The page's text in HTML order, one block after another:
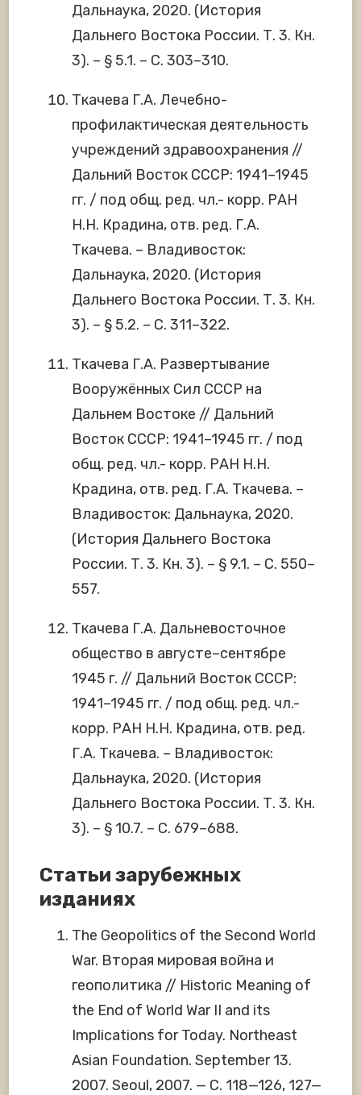
Дальнаука, 2020. (История
Дальнего Востока России. Т. 3. Кн.
3). – § 5.1. – С. 303–310.
Ткачева Г.А. Лечебно-
профилактическая деятельность
учреждений здравоохранения //
Дальний Восток СССР: 1941–1945
гг. / под общ. ред. чл.- корр. РАН
Н.Н. Крадина, отв. ред. Г.А.
Ткачева. – Владивосток:
Дальнаука, 2020. (История
Дальнего Востока России. Т. 3. Кн.
3). – § 5.2. – С. 311–322.
Ткачева Г.А. Развертывание
Вооружённых Сил СССР на
Дальнем Востоке // Дальний
Восток СССР: 1941–1945 гг. / под
общ. ред. чл.- корр. РАН Н.Н.
Крадина, отв. ред. Г.А. Ткачева. –
Владивосток: Дальнаука, 2020.
(История Дальнего Востока
России. Т. 3. Кн. 3). – § 9.1. – С. 550–
557.
Ткачева Г.А. Дальневосточное
общество в августе–сентябре
1945 г. // Дальний Восток СССР:
1941–1945 гг. / под общ. ред. чл.-
корр. РАН Н.Н. Крадина, отв. ред.
Г.А. Ткачева. – Владивосток:
Дальнаука, 2020. (История
Дальнего Востока России. Т. 3. Кн.
3). – § 10.7. – С. 679–688.
Статьи зарубежных
изданиях
The Geopolitics of the Second World
War. Вторая мировая война и
геополитика // Historic Meaning of
the End of World War II and its
Implications for Today. Northeast
Asian Foundation. September 13.
2007. Seoul, 2007. — С. 118—126, 127—